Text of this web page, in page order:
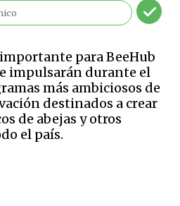
para BeeHub
impulsarán durante el
más ambiciosos de
destinados a crear
de abejas y otros
el país.